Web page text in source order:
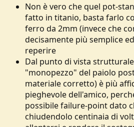
120mm di diametroe 1000mldi
per gavette superioripassare al
più
Non è vero che quel pot-
fatto in titanio, basta farlo
ferro da 2mm (invece che
decisamente più semplice
reperire
Dal punto di vista
"monopezzo" del paiolo
materiale corretto) è più
pieghevole dell'amico,
possibile failure-point dato
chiudendolo centinaia di